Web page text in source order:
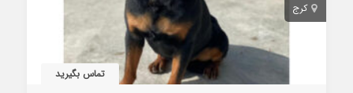
کرج
تماس بگیرید